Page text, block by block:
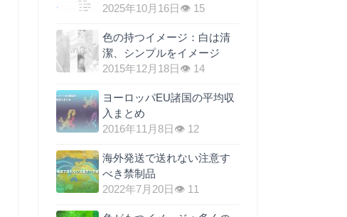
払い（DDP）」義務化！送
最も現実的な理由
2025年10月16日 👁 15
色の持つイメージ：白は清
潔、シンプルをイメージ
2015年12月18日 👁 14
ヨーロッパEU諸国の平均収
入まとめ
2016年11月8日 👁 12
海外発送で送れない注意す
べき禁制品
2022年7月20日 👁 11